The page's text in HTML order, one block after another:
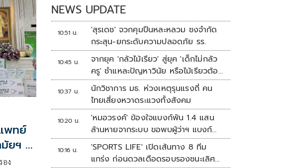
พทย์
ยฯ ให้
ง
NEWS UPDATE
10:51 น.
'สุรเดช' จวกคุมปืนหละหลวม ชงจำกัด
กระสุน-ยกระดับความปลอดภัย รร.
10:45 น.
จากยุค 'กลัวไม้เรียว' สู่ยุค 'เด็กไม่กลัว
ครู' ชำแหละปัญหาวินัย หรือไม้เรียวต้อง
กลับมา?
10:37 น.
นักวิชาการ มธ. ห่วงเหตุรุนแรงถี่ คน
ไทยเสี่ยงหวาดระแวงทั้งสังคม
10:20 น.
'หมอวรงค์' ข้องใจแบงก์พัน 1.4 แสน
ล้านหายจากระบบ ขอพบผู้ว่าฯ แบงก์
ชาติ
10:16 น.
'SPORTS LIFE' เปิดเส้นทาง 8 ทีม
แกร่ง ก่อนดวลเดือดรอบรองชนะเลิศ